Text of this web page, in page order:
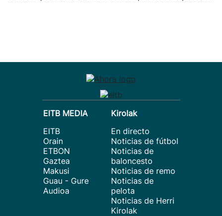
EITB MEDIA
EITB
Orain
ETBON
Gaztea
Makusi
Guau - Gure
Audioa
Kirolak
En directo
Noticias de fútbol
Noticias de
baloncesto
Noticias de remo
Noticias de
pelota
Noticias de Herri
Kirolak